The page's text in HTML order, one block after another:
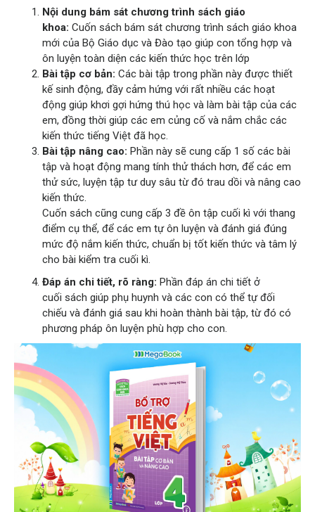
Nội dung bám sát chương trình sách giáo
khoa: Cuốn sách bám sát chương trình sách giáo khoa
mới của Bộ Giáo dục và Đào tạo giúp con tổng hợp và
ôn luyện toàn diện các kiến thức học trên lớp
Bài tập cơ bản: Các bài tập trong phần này được thiết
kế sinh động, đầy cảm hứng với rất nhiều các hoạt
động giúp khơi gợi hứng thú học và làm bài tập của các
em, đồng thời giúp các em củng cố và nắm chắc các
kiến thức tiếng Việt đã học.
Bài tập nâng cao: Phần này sẽ cung cấp 1 số các bài
tập và hoạt động mang tính thử thách hơn, để các em
thử sức, luyện tập tư duy sâu từ đó trau dồi và nâng cao
kiến thức.
Cuốn sách cũng cung cấp 3 đề ôn tập cuối kì với thang
điểm cụ thể, để các em tự ôn luyện và đánh giá đúng
mức độ nắm kiến thức, chuẩn bị tốt kiến thức và tâm lý
cho bài kiểm tra cuối kì.
Đáp án chi tiết, rõ ràng: Phần đáp án chi tiết ở
cuối sách giúp phụ huynh và các con có thể tự đối
chiếu và đánh giá sau khi hoàn thành bài tập, từ đó có
phương pháp ôn luyện phù hợp cho con.